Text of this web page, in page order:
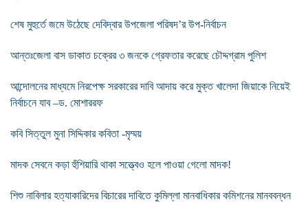
শেষ মুহুর্তে জমে উঠেছে দেবিদ্বার উপজেলা পরিষদ’র উপ-নির্বাচন
আন্তঃজেলা বাস ডাকাত চক্রের ৩ জনকে গ্রেফতার করেছে চৌদ্দগ্রাম পুলিশ
আন্দোলনের মাধ্যমে নিরপেক্ষ সরকারের দাবি আদায় করে মুক্ত খালেদা জিয়াকে নিয়েই
নির্বাচনে যাব –ড. মোশাররফ
কবি সিত্তুল মুনা সিদ্দিকার কবিতা -মৃম্ময়
মাদক সেবনে কড়া হুঁশিয়ারি থাকা সত্ত্বেও হলে পাওয়া গেলো মাদক!
শিশু নাবিলার হত্যাকারিদের বিচারের দাবিতে কুমিল্লা মানবাধিকার কমিশনের মানববন্ধন